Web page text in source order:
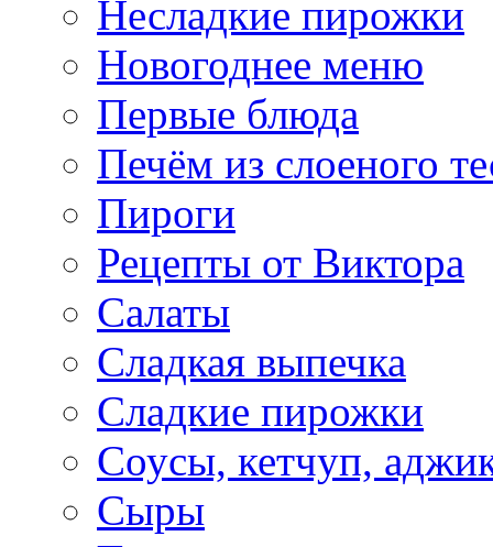
Несладкие пирожки
Новогоднее меню
Первые блюда
Печём из слоеного
Пироги
Рецепты от Виктора
Салаты
Сладкая выпечка
Сладкие пирожки
Соусы, кетчуп,
Сыры